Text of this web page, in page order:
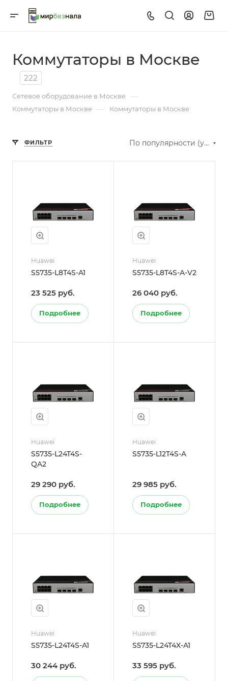
Коммутаторы в Москве
222
Сетевое оборудование в Москве —
Коммутаторы в Москве — Коммутаторы в Москве
ФИЛЬТР По популярности (убывание)
Huawei
S5735-L8T4S-A1
23 525 руб.
Подробнее
Huawei
S5735-L8T4S-A-V2
26 040 руб.
Подробнее
Huawei
S5735-L24T4S-
QA2
29 290 руб.
Подробнее
Huawei
S5735-L12T4S-A
29 985 руб.
Подробнее
Huawei
S5735-L24T4S-A1
30 244 руб.
Huawei
S5735-L24T4X-A1
33 595 руб.